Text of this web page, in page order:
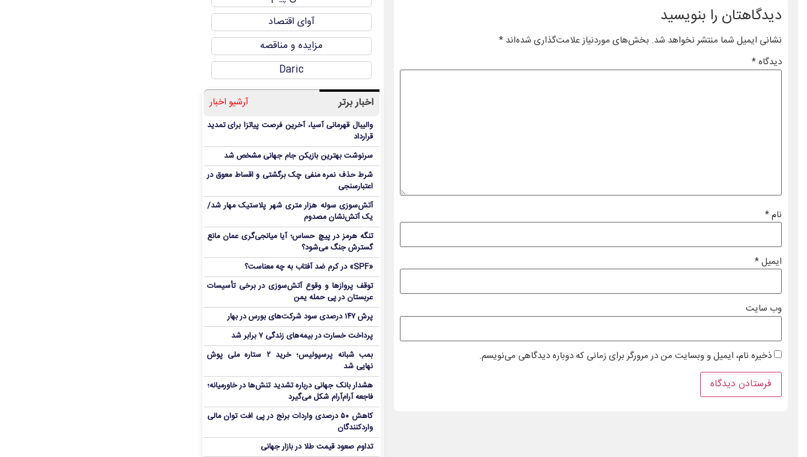
دیدگاهتان را بنویسید
نشانی ایمیل شما منتشر نخواهد شد. بخش‌های موردنیاز علامت‌گذاری شده‌اند*
دیدگاه*
نام*
ایمیل*
وب‌ سایت
ذخیره نام، ایمیل و وبسایت من در مرورگر برای زمانی که دوباره دیدگاهی می‌نویسم.
آوای اقتصاد
مزایده و مناقصه
Daric
اخبار برتر آرشیو اخبار
والیبال قهرمانی آسیا، آخرین فرصت پیاتزا برای تمدید
قرارداد
سرنوشت بهترین بازیکن جام جهانی مشخص شد
شرط حذف نمره منفی چک برگشتی و اقساط معوق در
اعتبارسنجی
آتش‌سوزی سوله هزار متری شهر پلاستیک مهار شد/
یک آتش‌نشان مصدوم
تنگه هرمز در پیچ حساس؛ آیا میانجی‌گری عمان مانع
گسترش جنگ می‌شود؟
«SPF» در کرم ضد آفتاب به چه معناست؟
توقف پروازها و وقوع آتش‌سوزی در برخی تأسیسات
عربستان در پی حمله یمن
پرش ۱۴۷ درصدی سود شرکت‌های بورس در بهار
پرداخت خسارت در بیمه‌های زندگی ۷ برابر شد
بمب شبانه پرسپولیس؛ خرید ۲ ستاره ملی پوش
نهایی شد
هشدار بانک جهانی درباره تشدید تنش‌ها در خاورمیانه؛
فاجعه آرام‌آرام شکل می‌گیرد
کاهش ۵۰ درصدی واردات برنج در پی افت توان مالی
واردکنندگان
تداوم صعود قیمت طلا در بازار جهانی